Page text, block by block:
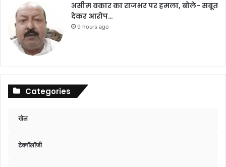
असीम वकार का राजभर पर हमला, बोले- सबूत
देकर आरोप…
9 hours ago
Categories
खेल
टेक्नॉलॉजी